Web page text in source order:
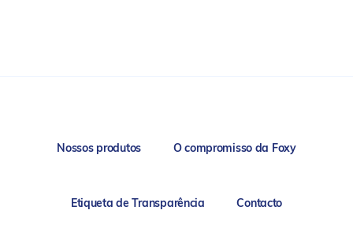
Nossos produtos O compromisso da Foxy
Etiqueta de Transparência Contacto